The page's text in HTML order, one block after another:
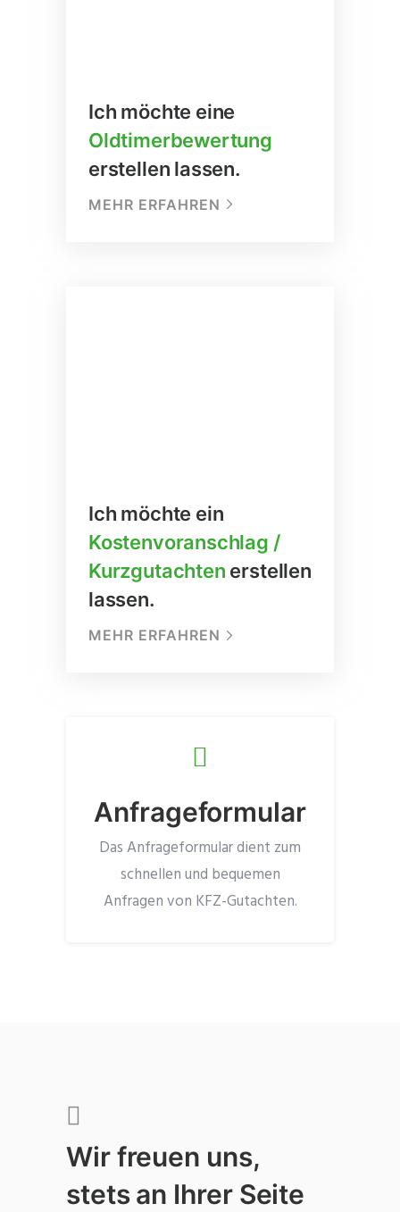
Ich möchte eine
Oldtimerbewertung
erstellen lassen.
MEHR ERFAHREN
Ich möchte ein
Kostenvoranschlag /
Kurzgutachten erstellen
lassen.
MEHR ERFAHREN
Anfrageformular
Das Anfrageformular dient zum
schnellen und bequemen
Anfragen von KFZ-Gutachten.
Wir freuen uns,
stets an Ihrer Seite